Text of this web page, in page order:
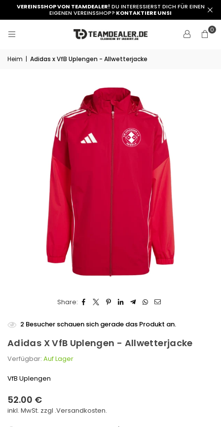
VEREINSSHOP VON TEAMDEALER! DU INTERESSIERST DICH FÜR EINEN
EIGENEN VEREINSSHOP? KONTAKTIERE UNSI
0
Heim | Adidas x VfB Uplengen - Allwetterjacke
Share:
2 Besucher schauen sich gerade das Produkt an.
Adidas X VfB Uplengen - Allwetterjacke
Verfügbar: Auf Lager
VfB Uplengen
Normaler
Preis
52.00 €
inkl. MwSt. zzgl .Versandkosten.